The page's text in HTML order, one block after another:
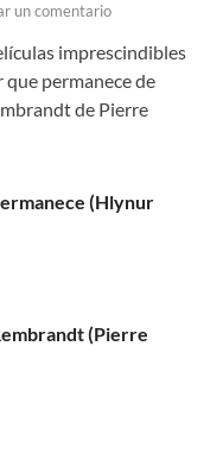
un comentario
imprescindibles
que permanece de
de Pierre
(Hlynur
(Pierre